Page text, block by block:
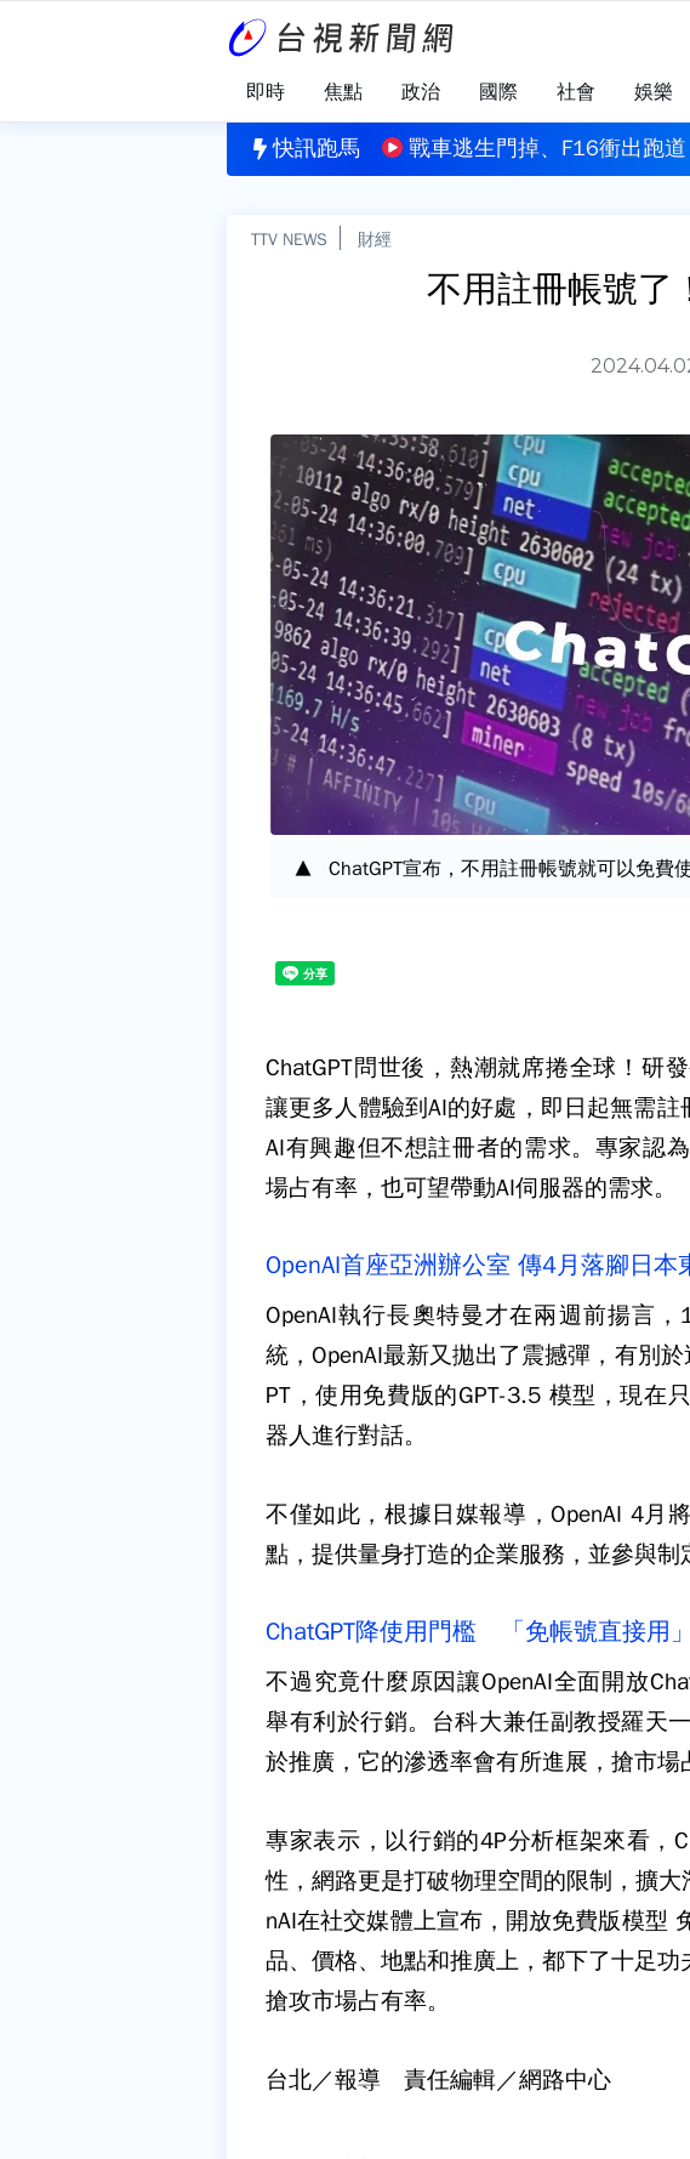
即時 焦點 政治 國際 社會 娛樂
快訊跑馬
點 台積電跌40元至2365元 戰車逃生門掉、F16衝出跑
TTV NEWS 財經
不用註冊帳號了
ChatGPT宣布，不用註冊帳號就可以免費
ChatGPT問世後，熱潮就席捲全球！研
讓更多人體驗到AI的好處，即日起無需註
AI有興趣但不想註冊者的需求。專家認
場占有率，也可望帶動AI伺服器的需求。
OpenAI首座亞洲辦公室 傳4月落腳日本
OpenAI執行長奧特曼才在兩週前揚言
統，OpenAI最新又拋出了震撼彈，有別
PT，使用免費版的GPT-3.5 模型，現在
器人進行對話。
不僅如此，根據日媒報導，OpenAI 4月
點，提供量身打造的企業服務，並參與制
ChatGPT降使用門檻 「免帳號直接用
不過究竟什麼原因讓OpenAI全面開放
舉有利於行銷。台科大兼任副教授羅天
於推廣，它的滲透率會有所進展，搶市場
專家表示，以行銷的4P分析框架來看，
性，網路更是打破物理空間的限制，擴
nAI在社交媒體上宣布，開放免費版模型
品、價格、地點和推廣上，都下了十足
搶攻市場占有率。
台北／報導 責任編輯／網路中心